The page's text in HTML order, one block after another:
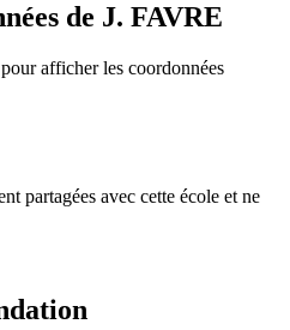
de J. FAVRE
afficher les coordonnées
partagées avec cette école et ne